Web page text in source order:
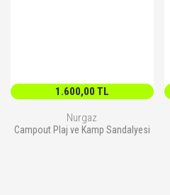
1.600,00 TL
Nurgaz
Campout Plaj ve Kamp Sandalyesi